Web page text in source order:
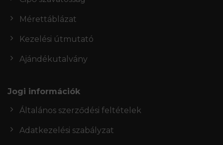
Mérettáblázat
Kezelési útmutató
Ajándékutalvány
Jogi információk
Általános szerződési feltételek
Adatkezelési szabályzat